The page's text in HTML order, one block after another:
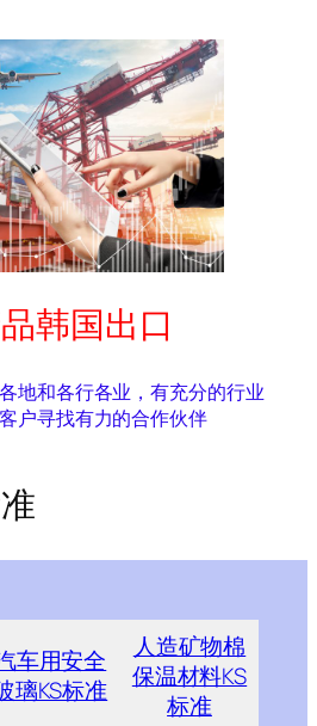
韩国出口
地和各行各业，有充分的行业
户寻找有力的合作伙伴
车用安全
璃KS标准
人造矿物棉
保温材料KS
标准